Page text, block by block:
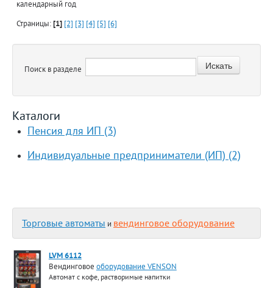
календарный год
Страницы:[1] [2] [3] [4] [5] [6]
Поиск в разделе
Каталоги
Пенсия для ИП (3)
Индивидуальные предприниматели (ИП) (2)
Торговые автоматы и вендинговое оборудование
LVM 6112
Вендинговое оборудование VENSON
Автомат с кофе, растворимые напитки